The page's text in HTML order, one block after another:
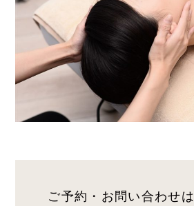
ご予約・お問い合わせは